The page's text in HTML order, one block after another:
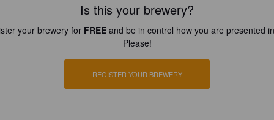
Is this your brewery?
your brewery for FREEand be in control how you are presented
Please!
REGISTER YOUR BREWERY